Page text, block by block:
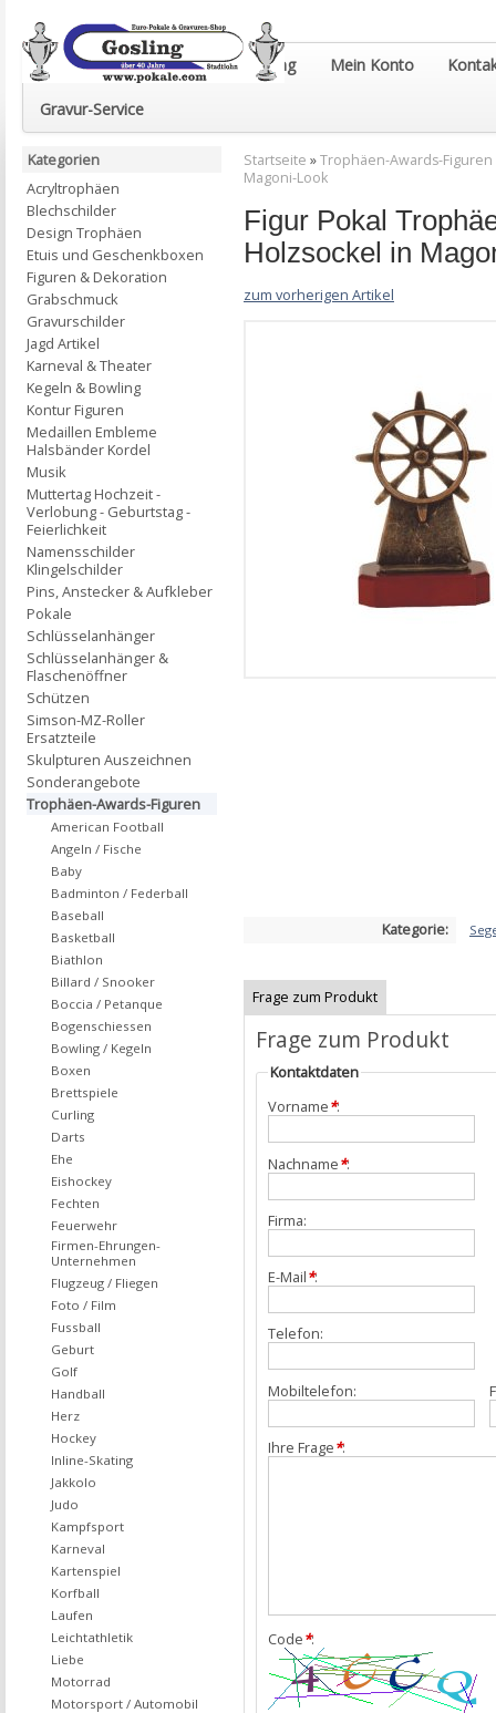
Euro-Pokale & Gravur-Shop Gosling Mein Konto
Gravur-Service
Startseite »Trophäen-Awards-Figuren
Magoni-Look
Figur Pokal
Holzsockel in
zum vorherigen Artikel
Kategorie:
Frage zum Produkt
Frage zum Produkt
Kontaktdaten
Vorname*:
Nachname*:
Firma:
E-Mail*:
Telefon:
Mobiltelefon:
Ihre Frage*:
Code*:
Kategorien
Acryltrophäen
Blechschilder
Design Trophäen
Etuis und Geschenkboxen
Figuren & Dekoration
Grabschmuck
Gravurschilder
Jagd Artikel
Karneval & Theater
Kegeln & Bowling
Kontur Figuren
Medaillen Embleme
Halsbänder Kordel
Musik
Muttertag Hochzeit -
Verlobung - Geburtstag -
Feierlichkeit
Namensschilder
Klingelschilder
Pins, Anstecker & Aufkleber
Pokale
Schlüsselanhänger
Schlüsselanhänger &
Flaschenöffner
Schützen
Simson-MZ-Roller
Ersatzteile
Skulpturen Auszeichnen
Sonderangebote
Trophäen-Awards-Figuren
American Football
Angeln / Fische
Baby
Badminton / Federball
Baseball
Basketball
Biathlon
Billard / Snooker
Boccia / Petanque
Bogenschiessen
Bowling / Kegeln
Boxen
Brettspiele
Curling
Darts
Ehe
Eishockey
Fechten
Feuerwehr
Firmen-Ehrungen-
Unternehmen
Flugzeug / Fliegen
Foto / Film
Fussball
Geburt
Golf
Handball
Herz
Hockey
Inline-Skating
Jakkolo
Judo
Kampfsport
Karneval
Kartenspiel
Korfball
Laufen
Leichtathletik
Liebe
Motorrad
Motorsport / Automobil